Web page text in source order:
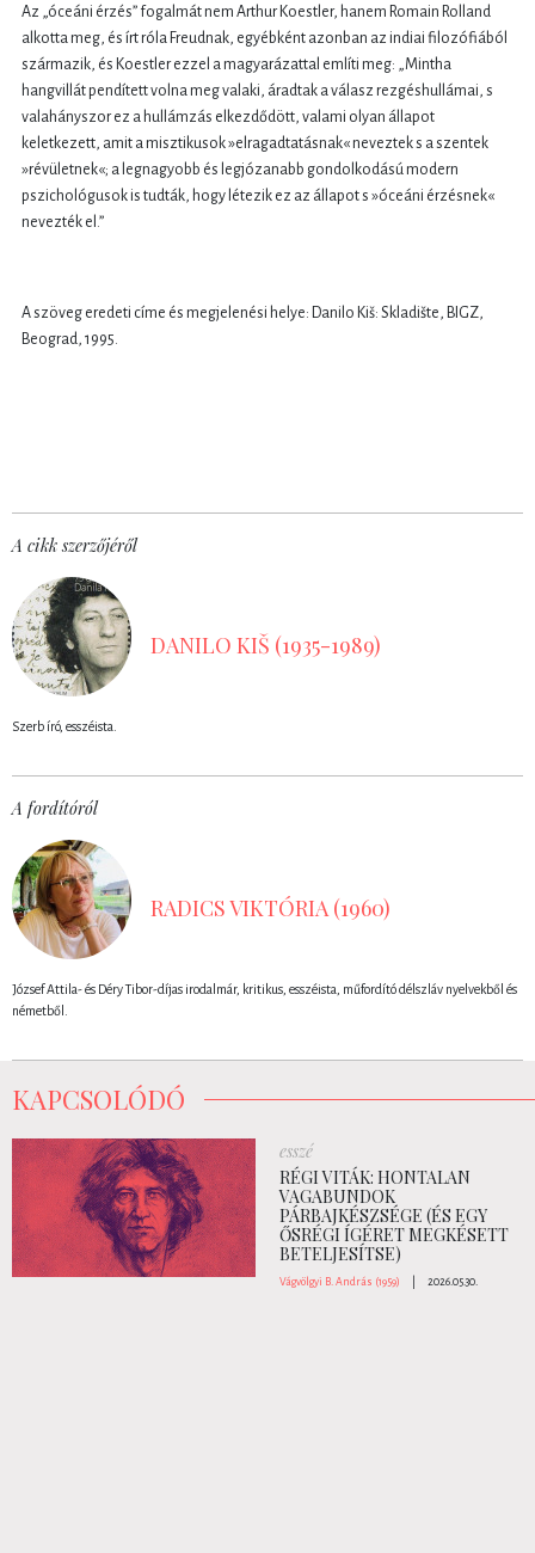
Az „óceáni érzés” fogalmát nem Arthur Koestler, hanem Romain Rolland
alkotta meg, és írt róla Freudnak, egyébként azonban az indiai filozófiából
származik, és Koestler ezzel a magyarázattal említi meg: „Mintha
hangvillát pendített volna meg valaki, áradtak a válasz rezgéshullámai, s
valahányszor ez a hullámzás elkezdődött, valami olyan állapot
keletkezett, amit a misztikusok »elragadtatásnak« neveztek s a szentek
»révületnek«; a legnagyobb és legjózanabb gondolkodású modern
pszichológusok is tudták, hogy létezik ez az állapot s »óceáni érzésnek«
nevezték el.”
A szöveg eredeti címe és megjelenési helye: Danilo Kiš: Skladište, BIGZ,
Beograd, 1995.
A cikk szerzőjéről
DANILO KIŠ (1935-1989)
Szerb író, esszéista.
A fordítóról
RADICS VIKTÓRIA (1960)
József Attila- és Déry Tibor-díjas irodalmár, kritikus, esszéista, műfordító délszláv nyelvekből és
németből.
KAPCSOLÓDÓ
esszé
RÉGI VITÁK: HONTALAN
VAGABUNDOK
PÁRBAJKÉSZSÉGE (ÉS EGY
ŐSRÉGI ÍGÉRET MEGKÉSETT
BETELJESÍTSE)
Vágvölgyi B. András (1959) 2026.05.30.